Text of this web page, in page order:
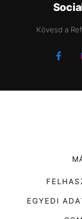
Kövesd a
EGYEDI